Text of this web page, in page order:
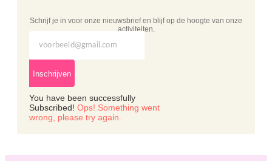
Schrijf je in voor onze nieuwsbrief en blijf op de hoogte van onze
activiteiten.
Inschrijven
You have been successfully
Subscribed! Ops! Something went
wrong, please try again.